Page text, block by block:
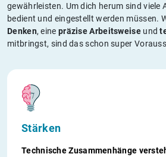
gewährleisten. Um dich herum sind viele
bedient und eingestellt werden müssen.
Denken, eine präzise Arbeitsweiseund
mitbringst, sind das schon super
Stärken
Technische Zusammenhänge